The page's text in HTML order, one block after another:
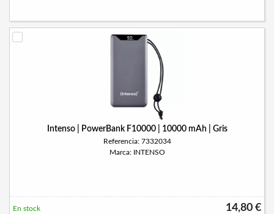
Intenso | PowerBank F10000 | 10000 mAh | Gris
Referencia: 7332034
Marca: INTENSO
14,80 €
En stock